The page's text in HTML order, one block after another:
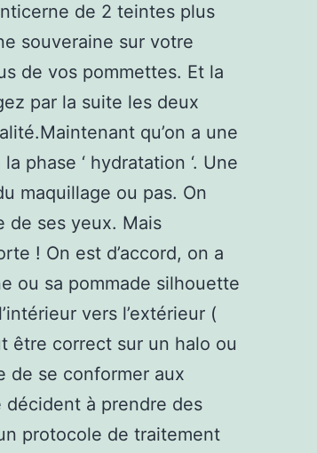
de 2 teintes plus
souveraine sur votre
de vos pommettes. Et la
par la suite les deux
qu’on a une
phase ‘ hydratation ‘. Une
maquillage ou pas. On
de ses yeux. Mais
! On est d’accord, on a
ou sa pommade silhouette
vers l’extérieur (
être correct sur un halo ou
de se conformer aux
à prendre des
protocole de traitement